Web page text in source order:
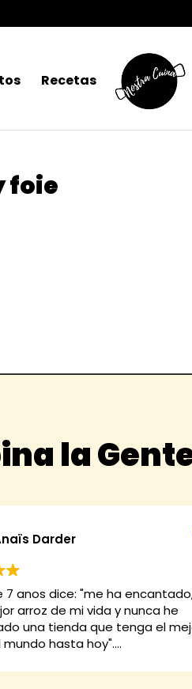
Recetas
foie
la
Darder
7 anos dice: "me ha
arroz de mi vida y nunca he
una tienda que tenga el
mundo hasta hoy".
las croquetas... Y ellos no